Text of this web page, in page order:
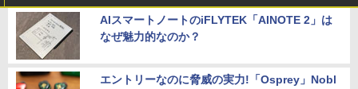
AIスマートノートのiFLYTEK「AINOTE 2」は
なぜ魅力的なのか？
エントリーなのに脅威の実力!「Osprey」Nobl